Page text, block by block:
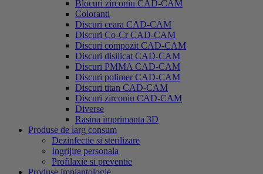
Blocuri zirconiu CAD-CAM
Coloranti
Discuri ceara CAD-CAM
Discuri Co-Cr CAD-CAM
Discuri compozit CAD-CAM
Discuri disilicat CAD-CAM
Discuri PMMA CAD-CAM
Discuri polimer CAD-CAM
Discuri titan CAD-CAM
Discuri zirconiu CAD-CAM
Diverse
Rasina imprimanta 3D
Produse de larg consum
Dezinfectie si sterilizare
Ingrijire personala
Profilaxie si preventie
Produse implantologie